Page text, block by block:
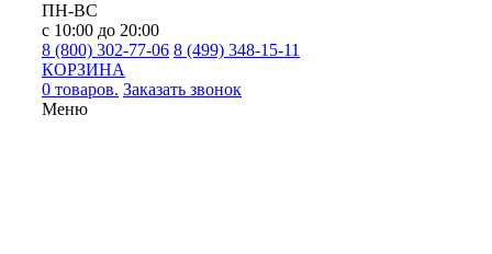
ПН-ВС
с 10:00 до 20:00
8 (800) 302-77-06 8 (499) 348-15-11
КОРЗИНА
0 товаров. Заказать звонок
Меню